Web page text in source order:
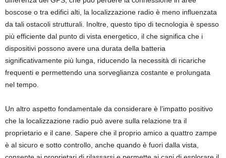
boscose o tra edifici alti, la localizzazione radio è meno influenzata
da tali ostacoli strutturali. Inoltre, questo tipo di tecnologia è spesso
più efficiente dal punto di vista energetico, il che significa che i
dispositivi possono avere una durata della batteria
significativamente più lunga, riducendo la necessità di ricariche
frequenti e permettendo una sorveglianza costante e prolungata
nel tempo.
Un altro aspetto fondamentale da considerare è l’impatto positivo
che la localizzazione radio può avere sulla relazione tra il
proprietario e il cane. Sapere che il proprio amico a quattro zampe
è al sicuro e sotto controllo, anche quando è fuori dalla vista,